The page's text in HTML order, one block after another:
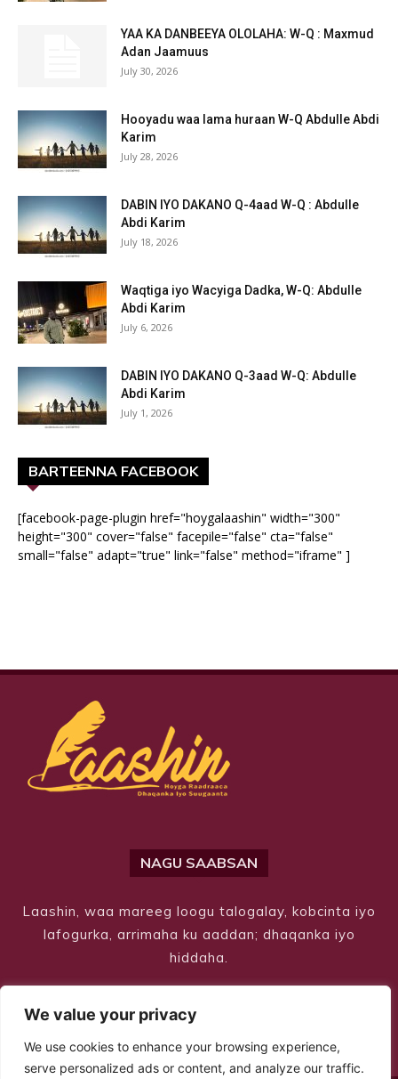
We value your privacy
We use cookies to enhance your browsing experience,
serve personalized ads or content, and analyze our traffic.
YAA KA DANBEEYA OLOLAHA: W-Q : Maxmud
Adan Jaamuus
July 30, 2026
Hooyadu waa lama huraan W-Q Abdulle Abdi
Karim
July 28, 2026
DABIN IYO DAKANO Q-4aad W-Q : Abdulle
Abdi Karim
July 18, 2026
Waqtiga iyo Wacyiga Dadka, W-Q: Abdulle
Abdi Karim
July 6, 2026
DABIN IYO DAKANO Q-3aad W-Q: Abdulle
Abdi Karim
July 1, 2026
BARTEENNA FACEBOOK
[facebook-page-plugin href="hoygalaashin" width="300"
height="300" cover="false" facepile="false" cta="false"
small="false" adapt="true" link="false" method="iframe" ]
NAGU SAABSAN
Laashin, waa mareeg loogu talogalay, kobcinta iyo
lafogurka, arrimaha ku aaddan; dhaqanka iyo
hiddaha.